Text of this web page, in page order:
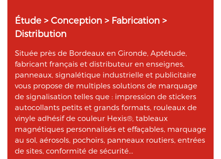
Étude > Conception > Fabrication >
Distribution
Située près de Bordeaux en Gironde, Aptétude,
fabricant français et distributeur en enseignes,
panneaux, signalétique industrielle et publicitaire
vous propose de multiples solutions de marquage
de signalisation telles que : impression de stickers
autocollants petits et grands formats, rouleaux de
vinyle adhésif de couleur Hexis®, tableaux
magnétiques personnalisés et effaçables, marquage
au sol, aérosols, pochoirs, panneaux routiers, entrées
de sites, conformité de sécurité...